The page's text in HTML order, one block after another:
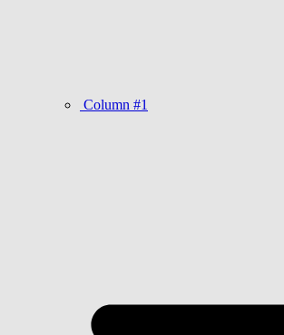
Column #1